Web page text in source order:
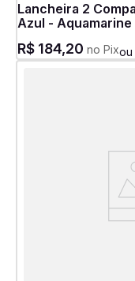
Lancheira 2
Azul - Aquamarine
R$ 184,20 no Pixou